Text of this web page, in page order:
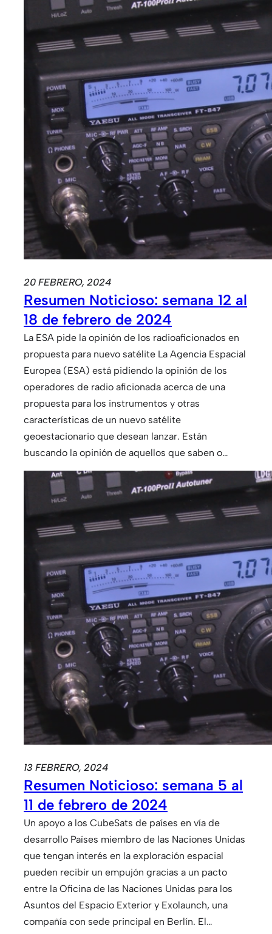
20 FEBRERO, 2024
Resumen Noticioso: semana 12 al
18 de febrero de 2024
La ESA pide la opinión de los radioaficionados en
propuesta para nuevo satélite La Agencia Espacial
Europea (ESA) está pidiendo la opinión de los
operadores de radio aficionada acerca de una
propuesta para los instrumentos y otras
características de un nuevo satélite
geoestacionario que desean lanzar. Están
buscando la opinión de aquellos que saben o…
13 FEBRERO, 2024
Resumen Noticioso: semana 5 al
11 de febrero de 2024
Un apoyo a los CubeSats de países en vía de
desarrollo Países miembro de las Naciones Unidas
que tengan interés en la exploración espacial
pueden recibir un empujón gracias a un pacto
entre la Oficina de las Naciones Unidas para los
Asuntos del Espacio Exterior y Exolaunch, una
compañía con sede principal en Berlín. El…